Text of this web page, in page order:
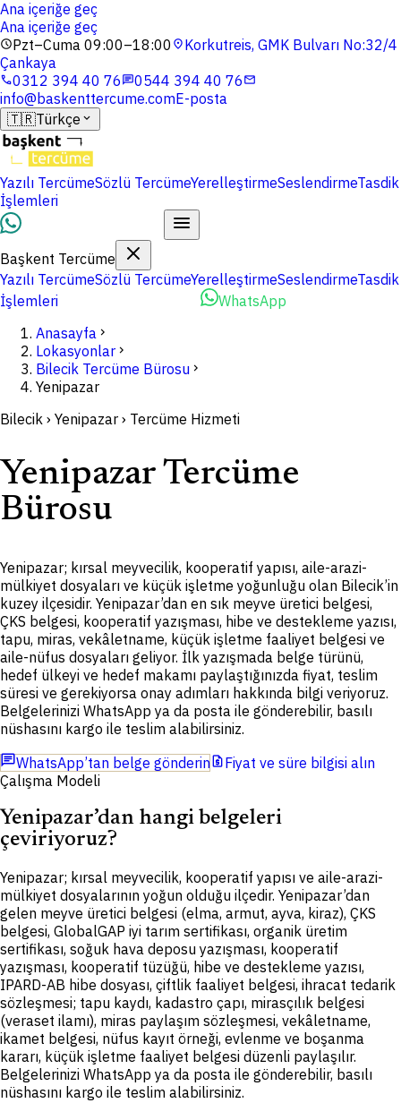
Ana içeriğe geç
Ana içeriğe geç
schedulePzt–Cuma 09:00–18:00 location_onKorkutreis, GMK Bulvarı No:32/4
Çankaya
phone0312 394 40 76chat0544 394 40 76mail
info@baskenttercume.comE-posta
🇹🇷Türkçe expand_more
Yazılı TercümeSözlü TercümeYerelleştirmeSeslendirmeTasdik
İşlemleri
Başkent Tercüme
Yazılı TercümeSözlü TercümeYerelleştirmeSeslendirmeTasdik
İşlemleri
WhatsApp
Anasayfa chevron_right
Lokasyonlar chevron_right
Bilecik Tercüme Bürosu chevron_right
Yenipazar
Bilecik › Yenipazar › Tercüme Hizmeti
Yenipazar Tercüme
Bürosu
Yenipazar; kırsal meyvecilik, kooperatif yapısı, aile-arazi-
mülkiyet dosyaları ve küçük işletme yoğunluğu olan Bilecik’in
kuzey ilçesidir. Yenipazar’dan en sık meyve üretici belgesi,
ÇKS belgesi, kooperatif yazışması, hibe ve destekleme yazısı,
tapu, miras, vekâletname, küçük işletme faaliyet belgesi ve
aile-nüfus dosyaları geliyor. İlk yazışmada belge türünü,
hedef ülkeyi ve hedef makamı paylaştığınızda fiyat, teslim
süresi ve gerekiyorsa onay adımları hakkında bilgi veriyoruz.
Belgelerinizi WhatsApp ya da posta ile gönderebilir, basılı
nüshasını kargo ile teslim alabilirsiniz.
chatWhatsApp’tan belge gönderinrequest_quoteFiyat ve süre bilgisi alın
Çalışma Modeli
Yenipazar’dan hangi belgeleri
çeviriyoruz?
Yenipazar; kırsal meyvecilik, kooperatif yapısı ve aile-arazi-
mülkiyet dosyalarının yoğun olduğu ilçedir. Yenipazar’dan
gelen meyve üretici belgesi (elma, armut, ayva, kiraz), ÇKS
belgesi, GlobalGAP iyi tarım sertifikası, organik üretim
sertifikası, soğuk hava deposu yazışması, kooperatif
yazışması, kooperatif tüzüğü, hibe ve destekleme yazısı,
IPARD-AB hibe dosyası, çiftlik faaliyet belgesi, ihracat tedarik
sözleşmesi; tapu kaydı, kadastro çapı, mirasçılık belgesi
(veraset ilamı), miras paylaşım sözleşmesi, vekâletname,
ikamet belgesi, nüfus kayıt örneği, evlenme ve boşanma
kararı, küçük işletme faaliyet belgesi düzenli paylaşılır.
Belgelerinizi WhatsApp ya da posta ile gönderebilir, basılı
nüshasını kargo ile teslim alabilirsiniz.